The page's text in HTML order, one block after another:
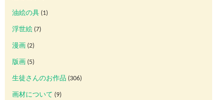
油絵の具 (1)
浮世絵 (7)
漫画 (2)
版画 (5)
生徒さんのお作品 (306)
画材について (9)